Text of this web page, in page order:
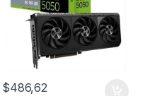
$486,62